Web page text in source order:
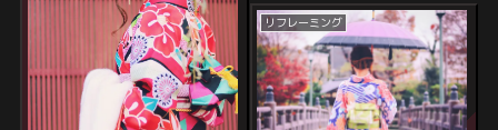
リフレーミング